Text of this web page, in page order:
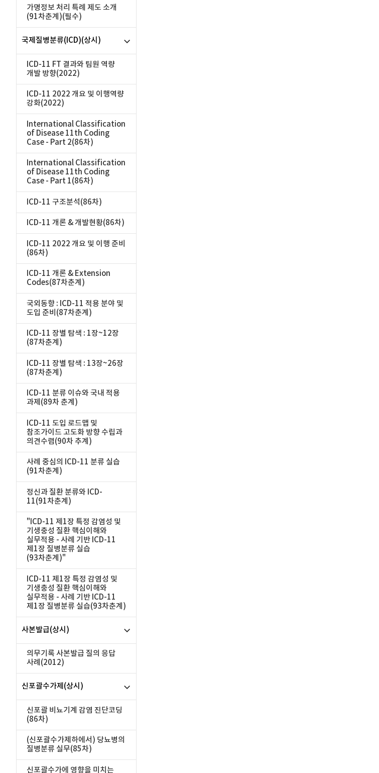
가명정보 처리 특례 제도 소개
(91차춘계)(필수)
국제질병분류(ICD)(상시)
ICD-11 FT 결과와 팀원 역량
개발 방향(2022)
ICD-11 2022 개요 및 이행역량
강화(2022)
International Classification
of Disease 11th Coding
Case - Part 2(86차)
International Classification
of Disease 11th Coding
Case - Part 1(86차)
ICD-11 구조분석(86차)
ICD-11 개론 & 개발현황(86차)
ICD-11 2022 개요 및 이행 준비
(86차)
ICD-11 개론 & Extension
Codes(87차춘계)
국외동향 : ICD-11 적용 분야 및
도입 준비(87차춘계)
ICD-11 장별 탐색 : 1장~12장
(87차춘계)
ICD-11 장별 탐색 : 13장~26장
(87차춘계)
ICD-11 분류 이슈와 국내 적용
과제(89차 춘계)
ICD-11 도입 로드맵 및
참조가이드 고도화 방향 수립과
의견수렴(90차 추계)
사례 중심의 ICD-11 분류 실습
(91차춘계)
정신과 질환 분류와 ICD-
11(91차춘계)
"ICD-11 제1장 특정 감염성 및
기생충성 질환 핵심이해와
실무적용 - 사례 기반 ICD-11
제1장 질병분류 실습
(93차춘계)"
ICD-11 제1장 특정 감염성 및
기생충성 질환 핵심이해와
실무적용 - 사례 기반 ICD-11
제1장 질병분류 실습(93차춘계)
사본발급(상시)
의무기록 사본발급 질의 응답
사례(2012)
신포괄수가제(상시)
신포괄 비뇨기계 감염 진단코딩
(86차)
(신포괄수가제하에서) 당뇨병의
질병분류 실무(85차)
신포괄수가에 영향을 미치는